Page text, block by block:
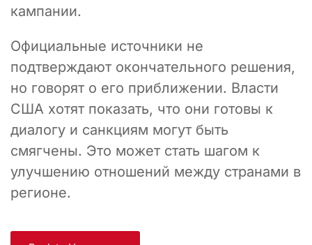
кампании.
Официальные источники не
подтверждают окончательного решения,
но говорят о его приближении. Власти
США хотят показать, что они готовы к
диалогу и санкциям могут быть
смягчены. Это может стать шагом к
улучшению отношений между странами в
регионе.